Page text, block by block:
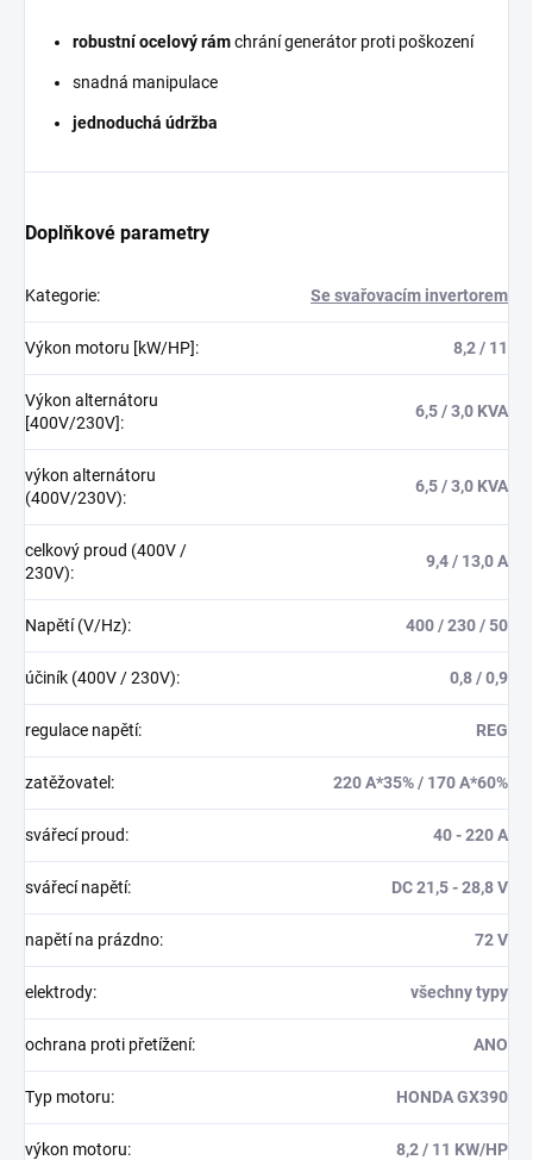
robustní ocelový rámchrání generátor proti poškození
snadná manipulace
jednoduchá údržba
Doplňkové parametry
Kategorie: Se svařovacím invertorem
Výkon motoru [kW/HP]: 8,2 / 11
Výkon alternátoru
[400V/230V]:
6,5 / 3,0 KVA
výkon alternátoru
(400V/230V):
6,5 / 3,0 KVA
celkový proud (400V /
230V):
9,4 / 13,0 A
Napětí (V/Hz): 400 / 230 / 50
účiník (400V / 230V): 0,8 / 0,9
regulace napětí: REG
zatěžovatel: 220 A*35% / 170 A*60%
svářecí proud: 40 - 220 A
svářecí napětí: DC 21,5 - 28,8 V
napětí na prázdno: 72 V
elektrody: všechny typy
ochrana proti přetížení: ANO
Typ motoru: HONDA GX390
výkon motoru: 8,2 / 11 KW/HP